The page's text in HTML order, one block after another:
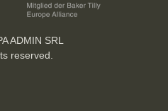
ADMIN SRL
reserved.